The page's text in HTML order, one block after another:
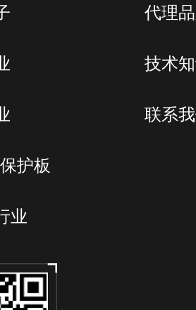
护板
业
代理
技术
联系